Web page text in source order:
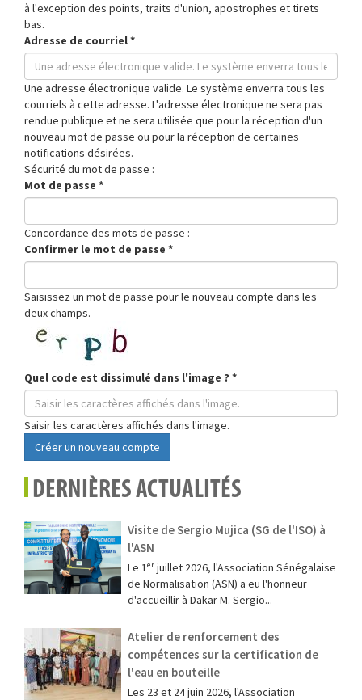
à l'exception des points, traits d'union, apostrophes et tirets
bas.
Adresse de courriel*
Une adresse électronique valide. Le système enverra tous les
courriels à cette adresse. L'adresse électronique ne sera pas
rendue publique et ne sera utilisée que pour la réception d'un
nouveau mot de passe ou pour la réception de certaines
notifications désirées.
Sécurité du mot de passe :
Mot de passe *
Concordance des mots de passe :
Confirmer le mot de passe *
Saisissez un mot de passe pour le nouveau compte dans les
deux champs.
Quel code est dissimulé dans l'image ? *
Saisir les caractères affichés dans l'image.
Créer un nouveau compte
DERNIÈRES ACTUALITÉS
Visite de Sergio Mujica (SG de l'ISO) à
l'ASN
Le 1ᵉʳ juillet 2026, l'Association Sénégalaise
de Normalisation (ASN) a eu l'honneur
d'accueillir à Dakar M. Sergio...
Atelier de renforcement des
compétences sur la certification de
l'eau en bouteille
Les 23 et 24 juin 2026, l'Association